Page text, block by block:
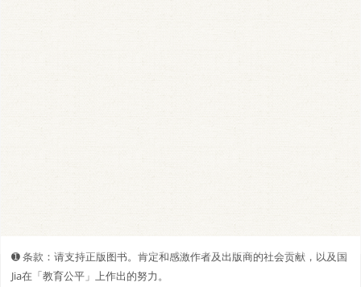
➊️ 条款：请支持正版图书。肯定和感激作者及出版商的社会贡献，以及国
Jia在「教育公平」上作出的努力。